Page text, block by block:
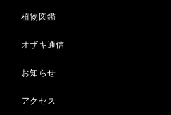
植物図鑑
オザキ通信
お知らせ
アクセス